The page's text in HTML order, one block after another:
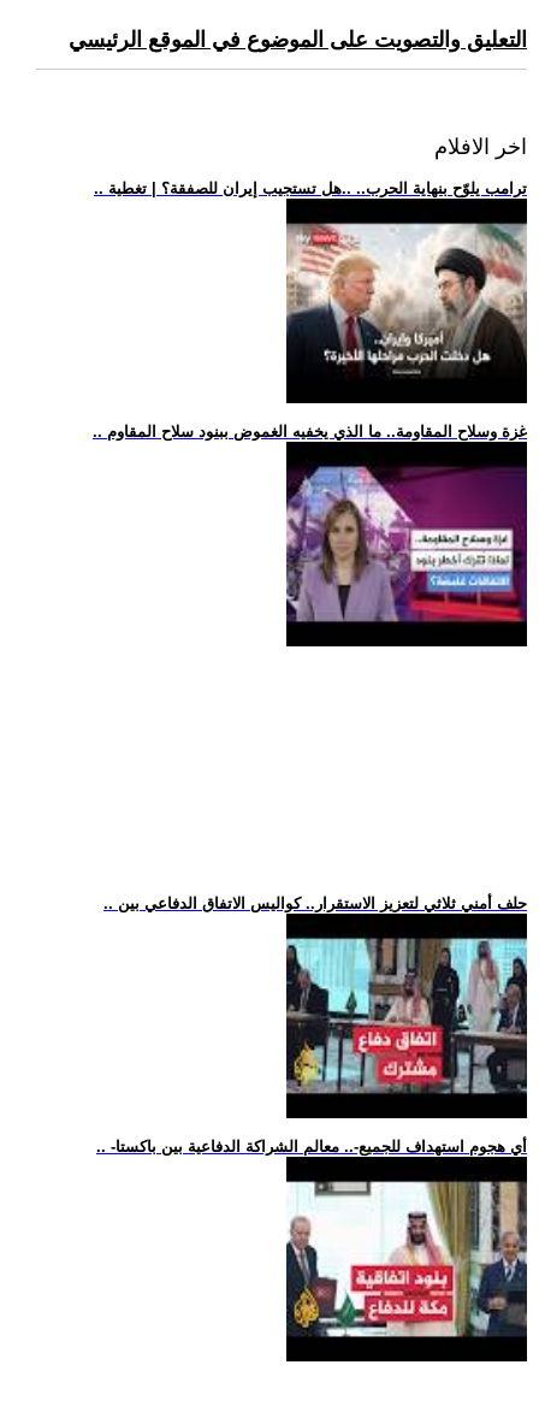
التعليق والتصويت على الموضوع في الموقع الرئيسي
اخر الافلام
.. ترامب يلوّح بنهاية الحرب.. ..هل تستجيب إيران للصفقة؟ | تغطية
.. غزة وسلاح المقاومة.. ما الذي يخفيه الغموض ببنود سلاح المقاوم
.. حلف أمني ثلاثي لتعزيز الاستقرار.. كواليس الاتفاق الدفاعي بين
.. -أي هجوم استهداف للجميع-.. معالم الشراكة الدفاعية بين باكستا